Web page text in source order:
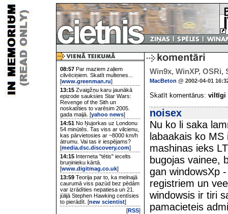
08:57 Par maziem zaļiem
cilvēciņiem. Skatīt multenes...
[www.greenman.ru]
13:15 Zvaigžņu karu jaunākā
epizode sauksies Star Wars:
Revenge of the Sith un
noskatīties to varēsim 2005.
gada maijā. [yahoo news]
14:51 No Ņujorkas uz Londonu
54 minūtēs. Tas viss ar vilcienu,
kas pārvietosies ar ~8000 km/h
ātrumu. Vai tas ir iespējams?
[media.dsc.discovery.com]
14:15 Interneta "tētis" iecelts
bruņinieku kārtā.
[www.digitmag.co.uk]
13:59 Teorija par to, ka melnajā
caurumā viss pazūd bez pēdām
var izrādīties nepatiesa un 21.
jūlijā Stephen Hawking centīsies
to pierādīt. [new scientist]
[RSS]
Win9x, WinXP, OSRi,
MacBeton @ 2002-04-01
Skatīt komentārus: viltīgi
noisex
Nu ko li saka
labaakais ko
mashinas ieks
bugojas vainee,
gan windowsXp
registriem un
windowsis ir tiri
pamacieteis